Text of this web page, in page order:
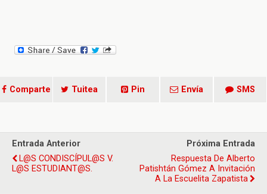
Comparte Tuitea Pin Envía SMS
Entrada Anterior
L@S CONDISCÍPUL@S V.
L@S ESTUDIANT@S.
Próxima Entrada
Respuesta De Alberto
Patishtán Gómez A Invitación
A La Escuelita Zapatista